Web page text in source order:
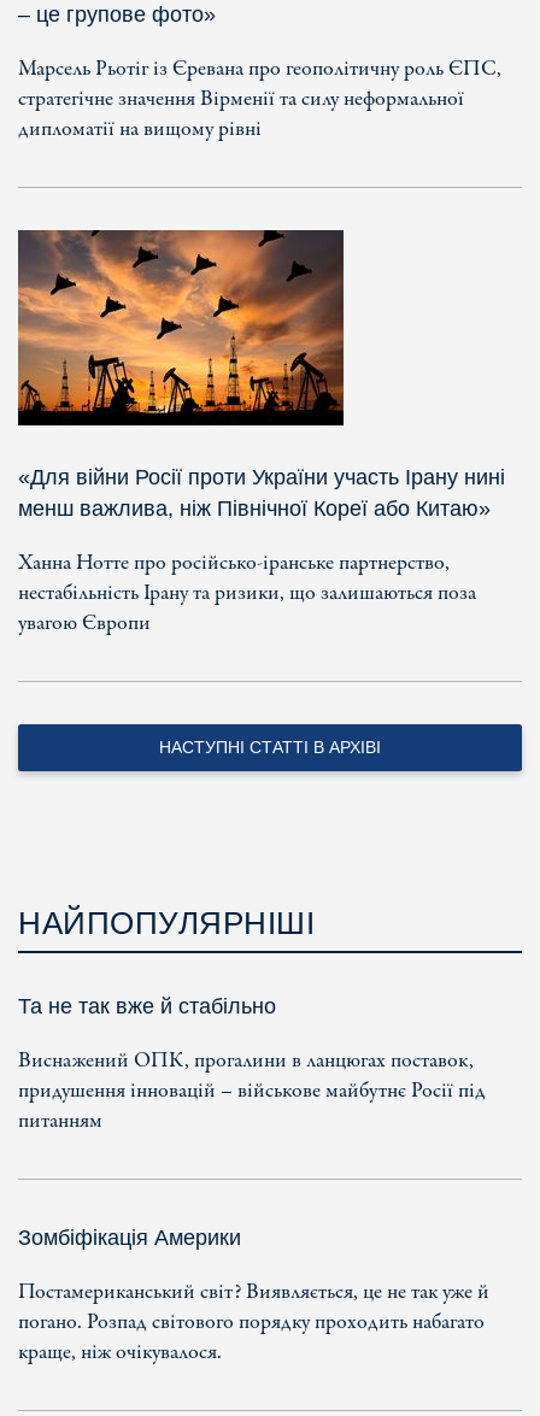
– це групове фото»
Марсель Рьотіг із Єревана про геополітичну роль ЄПС,
стратегічне значення Вірменії та силу неформальної
дипломатії на вищому рівні
«Для війни Росії проти України участь Ірану нині
менш важлива, ніж Північної Кореї або Китаю»
Ханна Нотте про російсько-іранське партнерство,
нестабільність Ірану та ризики, що залишаються поза
увагою Європи
НАСТУПНІ СТАТТІ В АРХІВІ
НАЙПОПУЛЯРНІШІ
Та не так вже й стабільно
Виснажений ОПК, прогалини в ланцюгах поставок,
придушення інновацій – військове майбутнє Росії під
питанням
Зомбіфікація Америки
Постамериканський світ? Виявляється, це не так уже й
погано. Розпад світового порядку проходить набагато
краще, ніж очікувалося.